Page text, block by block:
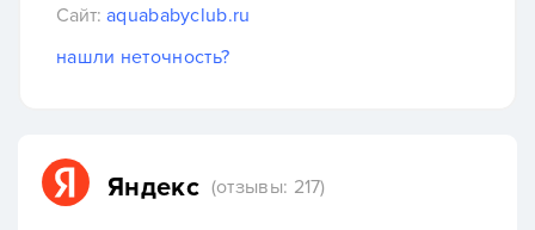
Сайт: aquababyclub.ru
нашли неточность?
Яндекс (отзывы: 217)